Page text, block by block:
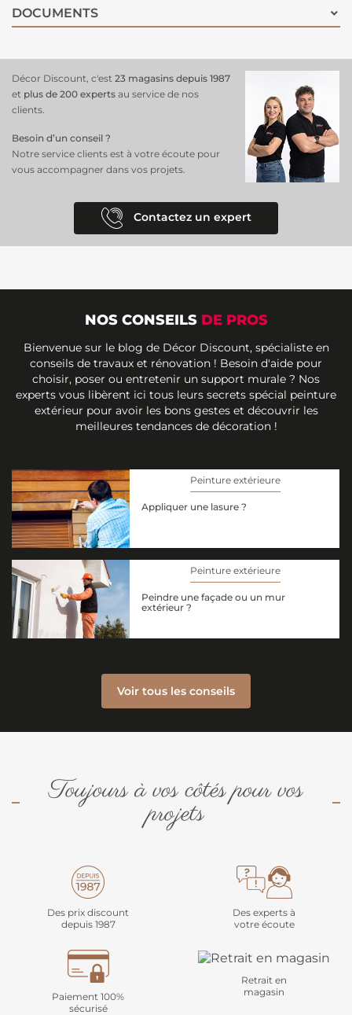
DOCUMENTS
Décor Discount, c'est 23 magasins depuis 1987
et plus de 200 experts au service de nos
clients.
Besoin d’un conseil ?
Notre service clients est à votre écoute pour
vous accompagner dans vos projets.
Contactez un expert
NOS CONSEILS DE PROS
Bienvenue sur le blog de Décor Discount, spécialiste en
conseils de travaux et rénovation ! Besoin d'aide pour
choisir, poser ou entretenir un support murale ? Nos
experts vous libèrent ici tous leurs secrets spécial peinture
extérieur pour avoir les bons gestes et découvrir les
meilleures tendances de décoration !
Peinture extérieure
Appliquer une lasure ?
Peinture extérieure
Peindre une façade ou un mur
extérieur ?
Voir tous les conseils
Toujours à vos côtés pour vos
projets
Des prix discount
depuis 1987
Des experts à
votre écoute
Paiement 100%
sécurisé
Retrait en
magasin